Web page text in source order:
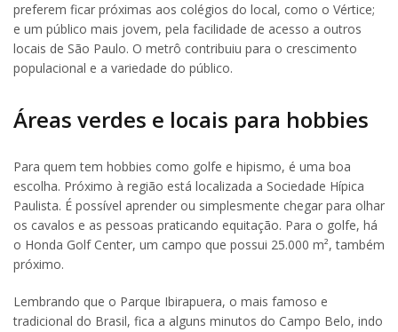
preferem ficar próximas aos colégios do local, como o Vértice;
e um público mais jovem, pela facilidade de acesso a outros
locais de São Paulo. O metrô contribuiu para o crescimento
populacional e a variedade do público.
Áreas verdes e locais para hobbies
Para quem tem hobbies como golfe e hipismo, é uma boa
escolha. Próximo à região está localizada a Sociedade Hípica
Paulista. É possível aprender ou simplesmente chegar para olhar
os cavalos e as pessoas praticando equitação. Para o golfe, há
o Honda Golf Center, um campo que possui 25.000 m², também
próximo.
Lembrando que o Parque Ibirapuera, o mais famoso e
tradicional do Brasil, fica a alguns minutos do Campo Belo, indo